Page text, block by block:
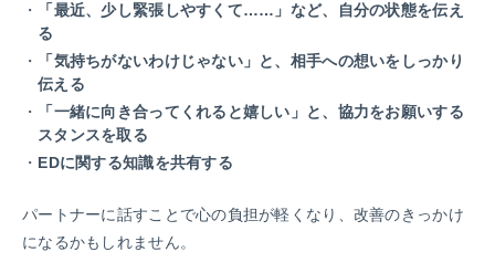
「最近、少し緊張しやすくて……」など、自分の状態を伝え
る
「気持ちがないわけじゃない」と、相手への想いをしっかり
伝える
「一緒に向き合ってくれると嬉しい」と、協力をお願いする
スタンスを取る
EDに関する知識を共有する
パートナーに話すことで心の負担が軽くなり、改善のきっかけ
になるかもしれません。